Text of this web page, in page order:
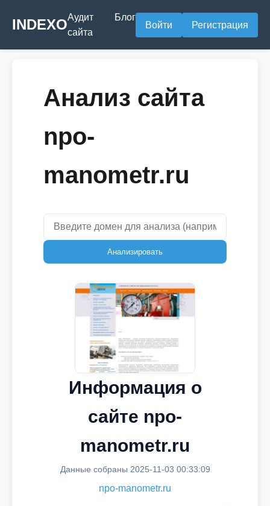
INDEXOАудит
сайта
Блог
Войти Регистрация
Анализ сайта
npo-
manometr.ru
Анализировать
Информация о
сайте npo-
manometr.ru
Данные собраны 2025-11-03 00:33:09
npo-manometr.ru